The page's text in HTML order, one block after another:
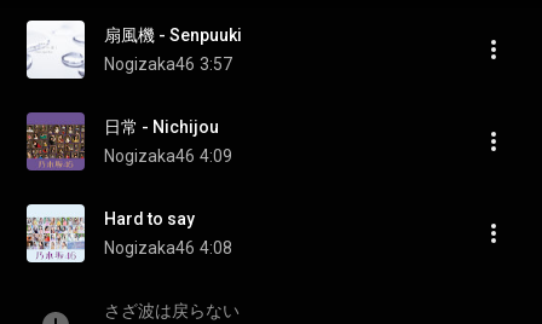
扇風機 - Senpuuki
Nogizaka46 3:57
日常 - Nichijou
Nogizaka46 4:09
Hard to say
Nogizaka46 4:08
さざ波は戻らない